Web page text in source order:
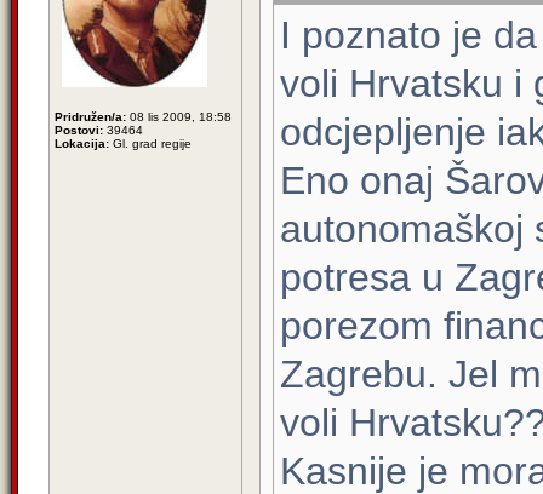
Pridružen/a: 08 lis 2009, 18:58
Postovi: 39464
Lokacija: Gl. grad regije
I poznato je
voli Hrvatsku i
odcjepljenje
Eno onaj
autonomaškoj
potresa u
porezom
Zagrebu. Jel
voli
Kasnije je